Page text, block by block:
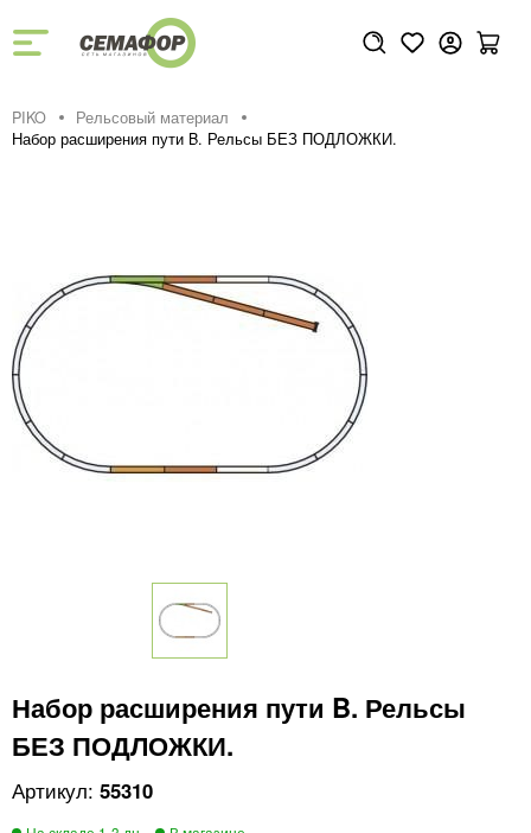
PIKO
Рельсовый материал
Набор расширения пути B. Рельсы БЕЗ ПОДЛОЖКИ.
Набор расширения пути B. Рельсы
БЕЗ ПОДЛОЖКИ.
55310